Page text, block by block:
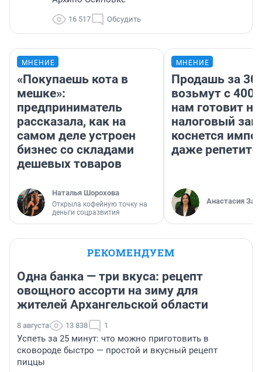
16 517 Обсудить
МНЕНИЕ
«Покупаешь кота в
мешке»:
предприниматель
рассказала, как на
самом деле устроен
бизнес со складами
дешевых товаров
Наталья Шорохова
Открыла кофейную точку на
деньги соцразвития
МНЕНИЕ
Продашь за
возьмут с
нам готовит
налоговый
коснется
даже
Анастасия
РЕКОМЕНДУЕМ
Одна банка — три вкуса: рецепт
овощного ассорти на зиму для
жителей Архангельской области
8 августа 13 838 1
Успеть за 25 минут: что можно приготовить в
сковороде быстро — простой и вкусный рецепт
пиццы